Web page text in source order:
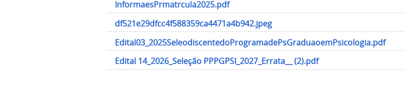
InformaesPrmatrcula2025.pdf
df521e29dfcc4f588359ca4471a4b942.jpeg
Edital03_2025SeleodiscentedoProgramadePsGraduaoemPsicologia.pdf
Edital 14_2026_Seleção PPPGPSI_2027_Errata__ (2).pdf